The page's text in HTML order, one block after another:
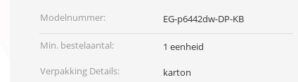
Modelnummer:
EG-p6442dw-DP-KB
Min. bestelaantal:
1 eenheid
Verpakking Details:
karton